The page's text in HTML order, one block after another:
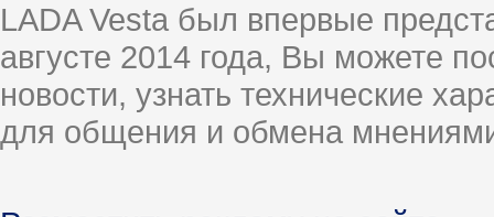
LADA Vesta был впервые
августе 2014 года, Вы можете
новости, узнать технические
для общения и обмена